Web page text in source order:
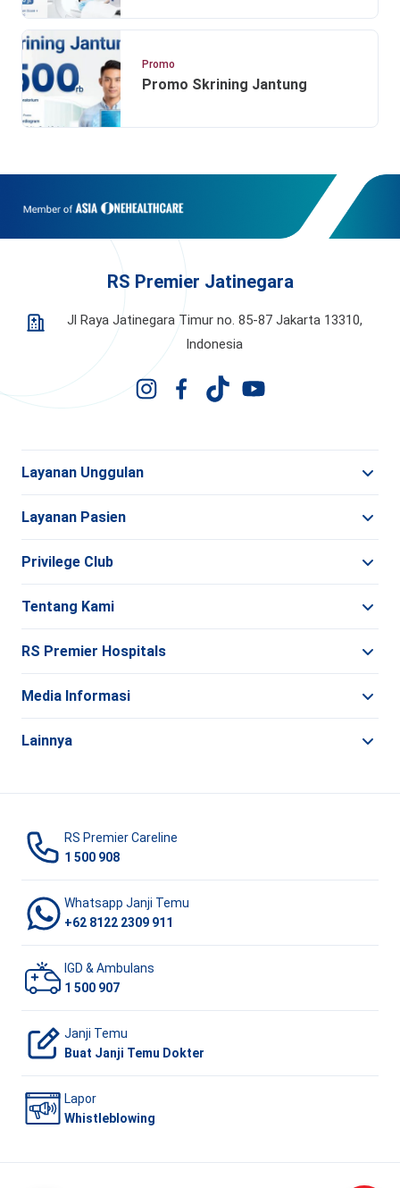
Promo
Promo Skrining Jantung
RS Premier Jatinegara
Jl Raya Jatinegara Timur no. 85-87 Jakarta 13310,
Indonesia
Layanan Unggulan
Layanan Pasien
Privilege Club
Tentang Kami
RS Premier Hospitals
Media Informasi
Lainnya
RS Premier Careline
1 500 908
Whatsapp Janji Temu
+62 8122 2309 911
IGD & Ambulans
1 500 907
Janji Temu
Buat Janji Temu Dokter
Lapor
Whistleblowing